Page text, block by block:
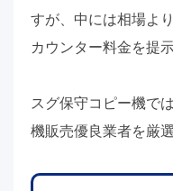
すが、中には相場よ
カウンター料金を提
スグ保守コピー機で
機販売優良業者を厳